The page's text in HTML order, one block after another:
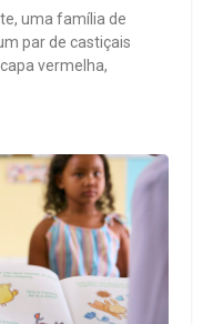
uma família de
par de castiçais
vermelha,